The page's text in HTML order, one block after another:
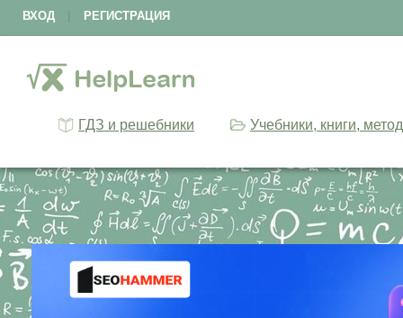
ВХОД РЕГИСТРАЦИЯ
ГДЗ и решебники Учебники, книги,